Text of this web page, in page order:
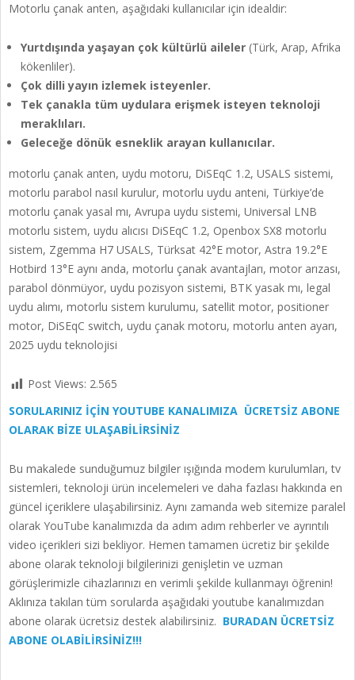
Motorlu çanak anten, aşağıdaki kullanıcılar için idealdir:
Yurtdışında yaşayan çok kültürlü aileler (Türk, Arap, Afrika
kökenliler).
Çok dilli yayın izlemek isteyenler.
Tek çanakla tüm uydulara erişmek isteyen teknoloji
meraklıları.
Geleceğe dönük esneklik arayan kullanıcılar.
motorlu çanak anten, uydu motoru, DiSEqC 1.2, USALS sistemi,
motorlu parabol nasıl kurulur, motorlu uydu anteni, Türkiye’de
motorlu çanak yasal mı, Avrupa uydu sistemi, Universal LNB
motorlu sistem, uydu alıcısı DiSEqC 1.2, Openbox SX8 motorlu
sistem, Zgemma H7 USALS, Türksat 42°E motor, Astra 19.2°E
Hotbird 13°E aynı anda, motorlu çanak avantajları, motor arızası,
parabol dönmüyor, uydu pozisyon sistemi, BTK yasak mı, legal
uydu alımı, motorlu sistem kurulumu, satellit motor, positioner
motor, DiSEqC switch, uydu çanak motoru, motorlu anten ayarı,
2025 uydu teknolojisi
Post Views: 2.565
SORULARINIZ İÇİN YOUTUBE KANALIMIZA ÜCRETSİZ ABONE
OLARAK BİZE ULAŞABİLİRSİNİZ
Bu makalede sunduğumuz bilgiler ışığında modem kurulumları, tv
sistemleri, teknoloji ürün incelemeleri ve daha fazlası hakkında en
güncel içeriklere ulaşabilirsiniz. Aynı zamanda web sitemize paralel
olarak YouTube kanalımızda da adım adım rehberler ve ayrıntılı
video içerikleri sizi bekliyor. Hemen tamamen ücretiz bir şekilde
abone olarak teknoloji bilgilerinizi genişletin ve uzman
görüşlerimizle cihazlarınızı en verimli şekilde kullanmayı öğrenin!
Aklınıza takılan tüm sorularda aşağıdaki youtube kanalımızdan
abone olarak ücretsiz destek alabilirsiniz. BURADAN ÜCRETSİZ
ABONE OLABİLİRSİNİZ!!!